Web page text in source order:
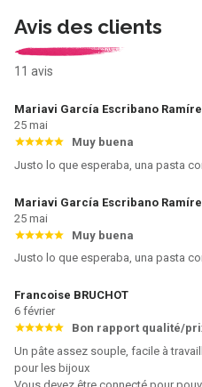
Avis des clients
11 avis
Mariavi García Escribano
25 mai
Muy buena
Justo lo que esperaba, una pasta
Mariavi García Escribano
25 mai
Muy buena
Justo lo que esperaba, una pasta
Francoise BRUCHOT
6 février
Bon rapport qualité/
Un pâte assez souple, facile à
pour les bijoux